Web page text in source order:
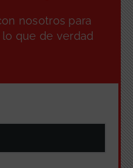
nosotros para
que de verdad